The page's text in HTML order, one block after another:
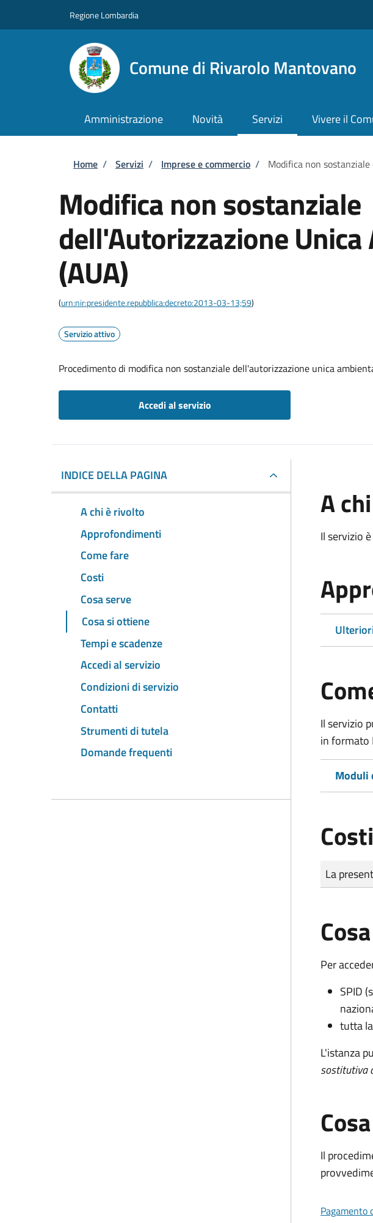
Regione Lombardia
Comune di Rivarolo Mantovano
Amministrazione Novità Servizi Vivere il
Briciole di pane
Home / Servizi / Imprese e commercio / Modifica non
Modifica non sostanziale
dell'Autorizzazione
(AUA)
(urn:nir:presidente.repubblica:decreto:2013-03-13;59)
Servizio attivo
Procedimento di modifica non sostanziale dell'autorizzazione unica
Accedi al servizio
INDICE DELLA PAGINA
A chi è rivolto
Approfondimenti
Come fare
Costi
Cosa serve
Cosa si ottiene
Tempi e scadenze
Accedi al servizio
Condizioni di servizio
Contatti
Strumenti di tutela
Domande frequenti
A
Il servizio
Il servizio
in formato
Moduli
Costi
Tipo di
Importo
La
Per
SPID
tutta
L'istanza
sostitutiva
Il
Pagamento